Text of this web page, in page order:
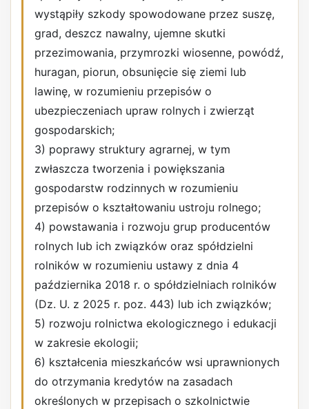
wystąpiły szkody spowodowane przez suszę,
grad, deszcz nawalny, ujemne skutki
przezimowania, przymrozki wiosenne, powódź,
huragan, piorun, obsunięcie się ziemi lub
lawinę, w rozumieniu przepisów o
ubezpieczeniach upraw rolnych i zwierząt
gospodarskich;
3) poprawy struktury agrarnej, w tym
zwłaszcza tworzenia i powiększania
gospodarstw rodzinnych w rozumieniu
przepisów o kształtowaniu ustroju rolnego;
4) powstawania i rozwoju grup producentów
rolnych lub ich związków oraz spółdzielni
rolników w rozumieniu ustawy z dnia 4
października 2018 r. o spółdzielniach rolników
(Dz. U. z 2025 r. poz. 443) lub ich związków;
5) rozwoju rolnictwa ekologicznego i edukacji
w zakresie ekologii;
6) kształcenia mieszkańców wsi uprawnionych
do otrzymania kredytów na zasadach
określonych w przepisach o szkolnictwie